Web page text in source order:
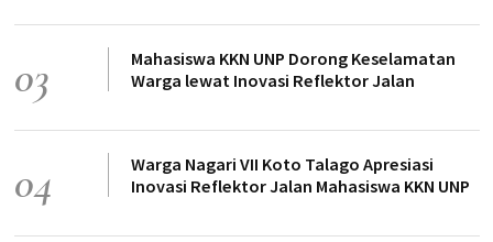
03
Mahasiswa KKN UNP Dorong Keselamatan
Warga lewat Inovasi Reflektor Jalan
04
Warga Nagari VII Koto Talago Apresiasi
Inovasi Reflektor Jalan Mahasiswa KKN UNP